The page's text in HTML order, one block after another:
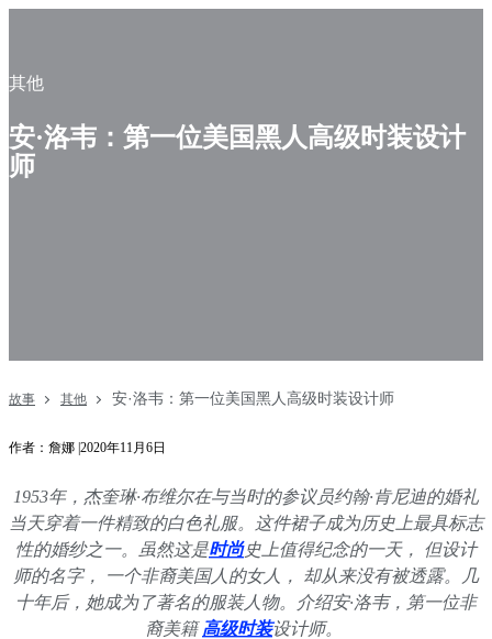
其他
安·洛韦：第一位美国黑人高级时装设计
师
故事 其他 安·洛韦：第一位美国黑人高级时装设计师
作者：詹娜 |2020年11月6日
1953年，杰奎琳·布维尔在与当时的参议员约翰·肯尼迪的婚礼
当天穿着一件精致的白色礼服。这件裙子成为历史上最具标志
性的婚纱之一。虽然这是时尚史上值得纪念的一天， 但设计
师的名字， 一个非裔美国人的女人， 却从来没有被透露。几
十年后，她成为了著名的服装人物。介绍安·洛韦，第一位非
裔美籍高级时装设计师。